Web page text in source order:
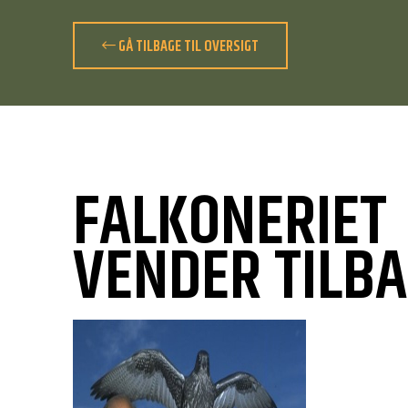
GÅ TILBAGE TIL OVERSIGT
FALKONERIET
VENDER